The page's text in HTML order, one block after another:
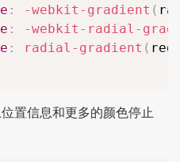
: -webkit-gradient (
:
-webkit-radial-
: radial-gradient (
置信息和更多的颜色停止